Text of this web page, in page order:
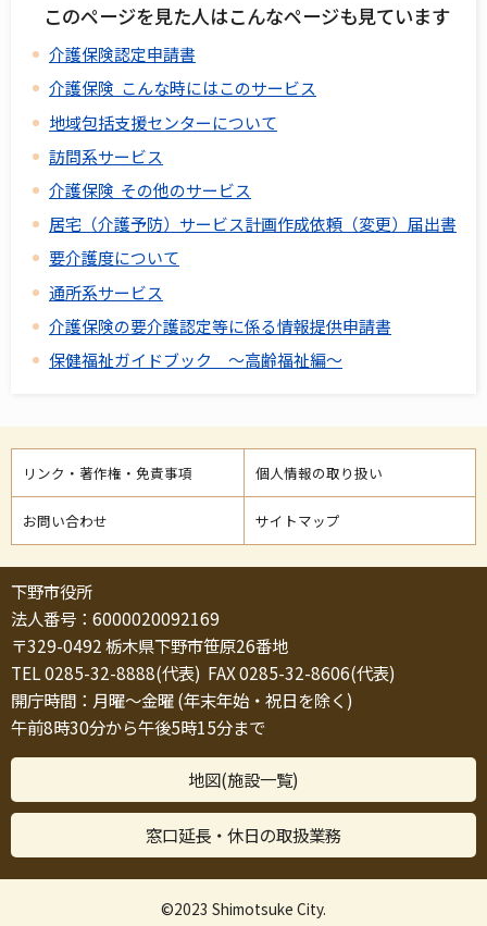
このページを見た人はこんなページも見ています
介護保険認定申請書
介護保険 こんな時にはこのサービス
地域包括支援センターについて
訪問系サービス
介護保険 その他のサービス
居宅（介護予防）サービス計画作成依頼（変更）届出書
要介護度について
通所系サービス
介護保険の要介護認定等に係る情報提供申請書
保健福祉ガイドブック ～高齢福祉編～
リンク・著作権・免責事項 個人情報の取り扱い
お問い合わせ サイトマップ
下野市役所
法人番号：6000020092169
〒329-0492 栃木県下野市笹原26番地
TEL 0285-32-8888(代表) FAX 0285-32-8606(代表)
開庁時間：月曜～金曜 (年末年始・祝日を除く)
午前8時30分から午後5時15分まで
地図(施設一覧)
窓口延長・休日の取扱業務
©2023 Shimotsuke City.